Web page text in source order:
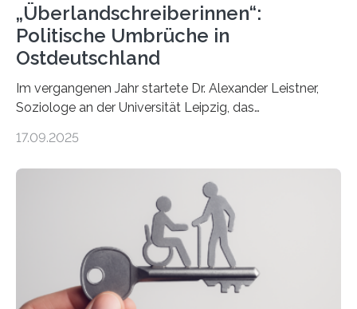
„Überlandschreiberinnen“:
Politische Umbrüche in
Ostdeutschland
Im vergangenen Jahr startete Dr. Alexander Leistner,
Soziologe an der Universität Leipzig, das
across the Country“. Nun ist das „Projektbuch“
Schriftstellerinnen Manja Präkels, Tina Pruschmann und
Barbara Thériault. Es trägt den Titel
„Extremwetterlagen – Reportagen aus einem neuen
Deutschland“ und enthält eine Vielzahl von
zivilgesellschaftlichen Stimmen und Beobachtungen in
ländlichen Regionen. Im Interview spricht Projektleiter
Leistner über die Idee, das Vorgehen und wichtige
17.09.2025